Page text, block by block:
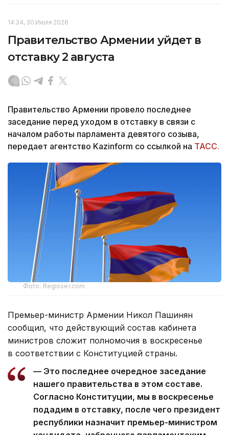
14:34, 30 Июля 2026
Правительство Армении уйдет в
отставку 2 августа
Правительство Армении провело последнее
заседание перед уходом в отставку в связи с
началом работы парламента девятого созыва,
передает агентство Kazinform со ссылкой на ТАСС.
Фото: Regisser.com
Премьер-министр Армении Никол Пашинян
сообщил, что действующий состав кабинета
министров сложит полномочия в воскресенье
в соответствии с Конституцией страны.
— Это последнее очередное заседание
нашего правительства в этом составе.
Согласно Конституции, мы в воскресенье
подадим в отставку, после чего президент
республики назначит премьер-министром